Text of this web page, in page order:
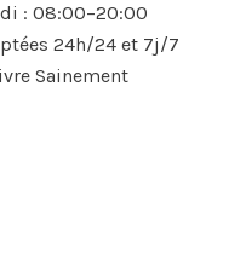
: 08:00–20:00
24h/24 et 7j/7
Sainement